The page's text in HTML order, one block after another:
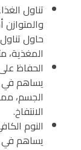
تناول
حاول
المغذية،
الحفاظ
يساهم في
الجسم،
الانتفاخ.
النوم
يساهم في